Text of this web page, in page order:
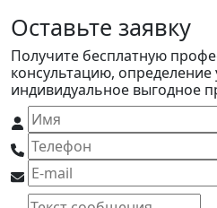
Оставьте заявку
Получите бесплатную
консультацию, определение
индивидуальное выгодное